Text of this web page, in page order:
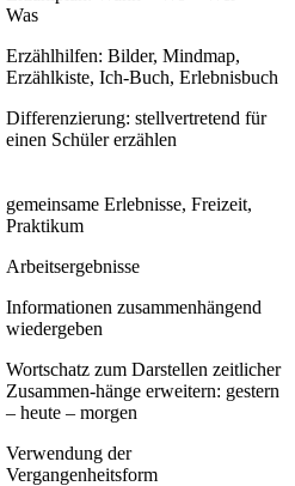
Was
Erzählhilfen: Bilder, Mindmap,
Erzählkiste, Ich-Buch, Erlebnisbuch
Differenzierung: stellvertretend für
einen Schüler erzählen
gemeinsame Erlebnisse, Freizeit,
Praktikum
Arbeitsergebnisse
Informationen zusammenhängend
wiedergeben
Wortschatz zum Darstellen zeitlicher
Zusammen-hänge erweitern: gestern
– heute – morgen
Verwendung der
Vergangenheitsform